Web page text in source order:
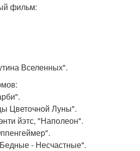
фильм:
Вселенных".
Цветочной Луны".
йэтс, "Наполеон".
- Несчастные".